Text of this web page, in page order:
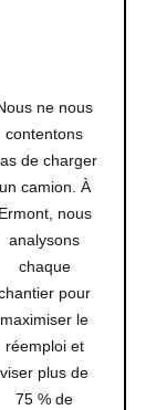
ne nous
contentons
de charger
un camion. À
Ermont, nous
analysons
chaque
pour
maximiser le
réemploi et
viser plus de
75 % de